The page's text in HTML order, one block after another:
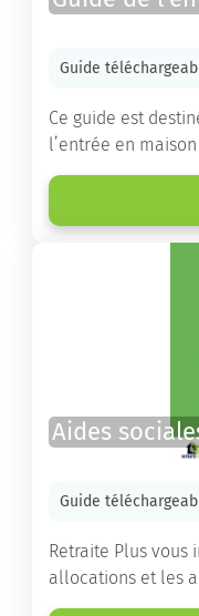
Guide
Ce guide est
l’entrée en
Vous y trouverez
d’établissements
destinés à
Aides
Guide
Retraite Plus
allocations et les
âgées ont droit